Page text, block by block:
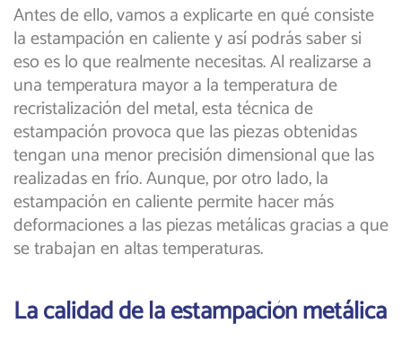
Antes de ello, vamos a explicarte en qué consiste
la estampación en caliente y así podrás saber si
eso es lo que realmente necesitas. Al realizarse a
una temperatura mayor a la temperatura de
recristalización del metal, esta técnica de
estampación provoca que las piezas obtenidas
tengan una menor precisión dimensional que las
realizadas en frío. Aunque, por otro lado, la
estampación en caliente permite hacer más
deformaciones a las piezas metálicas gracias a que
se trabajan en altas temperaturas.
La calidad de la estampación metálica